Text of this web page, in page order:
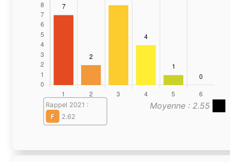
Moyenne : 2.55
Rappel 2021 :
F
2.62